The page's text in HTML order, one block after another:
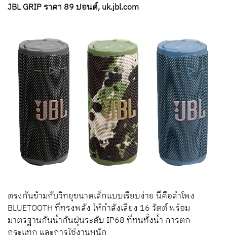
JBL GRIP ราคา 89 ปอนด์, uk.jbl.com
ตรงกันข้ามกับวิทยุขนาดเล็กแบบเรียบง่าย นี่คือลำโพง
BLUETOOTH ที่ทรงพลัง ให้กำลังเสียง 16 วัตต์ พร้อม
มาตรฐานกันน้ำกันฝุ่นระดับ IP68 ที่ทนทั้งน้ำ การตก
กระแทก และการใช้งานหนัก